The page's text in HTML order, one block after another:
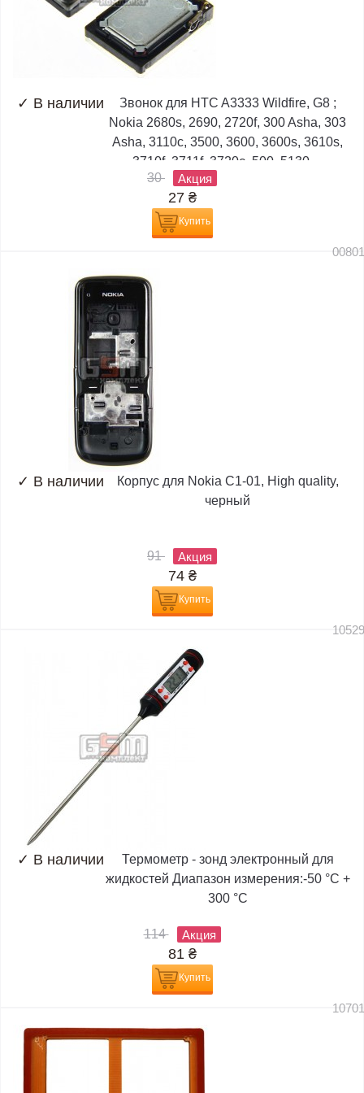
✓ В наличии
Звонок для HTC A3333 Wildfire, G8 ;
Nokia 2680s, 2690, 2720f, 300 Asha, 303
Asha, 3110c, 3500, 3600, 3600s, 3610s,
3710f, 3711f, 3720c, 500, 5130,...
30
Акция
27 ₴
Купить
✓ В наличии
Корпус для Nokia C1-01, High quality,
черный
91 Акция
74 ₴
Купить
✓ В наличии
Термометр - зонд электронный для
жидкостей Диапазон измерения:-50 °C +
300 °C
114 Акция
81 ₴
Купить